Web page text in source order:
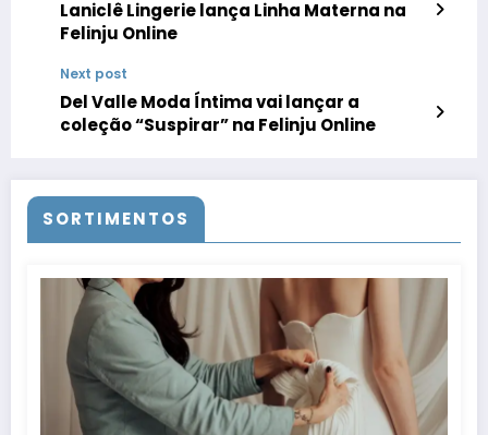
Laniclê Lingerie lança Linha Materna na
Felinju Online
Next post
Del Valle Moda Íntima vai lançar a
coleção “Suspirar” na Felinju Online
SORTIMENTOS